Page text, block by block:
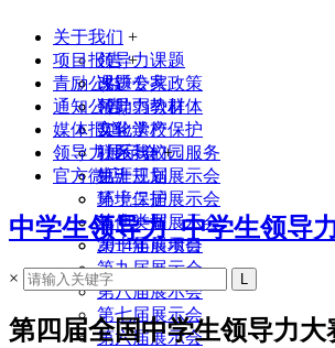
关于我们 +
领导力课题
课题专家
领导力教材
实验学校
联系我们
项目报告 +
改进公共政策
帮助弱势群体
文化遗产保护
社区与校园服务
生涯规划
环境保护
其他类型
2014年前项目
青励公益
通知公告
媒体报道
领导力展示会 +
第十三届展示会
第十二届展示会
第十一届展示会
第十届展示会
第九届展示会
第八届展示会
第七届展示会
第六届展示会
官方微店
中学生领导力_中学生领导
×
第四届全国中学生领导力大